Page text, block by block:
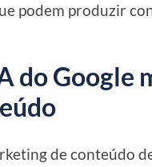
podem produzir
do Google
de conteúdo